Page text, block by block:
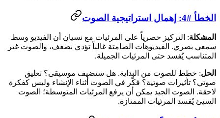
الخطأ #4: إهمال استراتيجية الصوت
المشكلة: التركيز حصرياً على المرئيات مع نسيان أن الفيديو وسط
سمعي بصري. الفيديوهات الصامتة غالباً تؤدي بضعف، والصوت غير
المتناسب يُفسد حتى المرئيات الجميلة.
الحل: خطط للصوت من البداية. هل ستضيف موسيقى؟ تعليق
صوتي؟ تأثيرات صوتية؟ فكّر في الصوت أثناء الإنشاء وليس كفكرة
لاحقة. الصوت الجيد يمكن أن يرفع المرئيات المتوسطة؛ الصوت
السيئ يُفسد المرئيات الممتازة.